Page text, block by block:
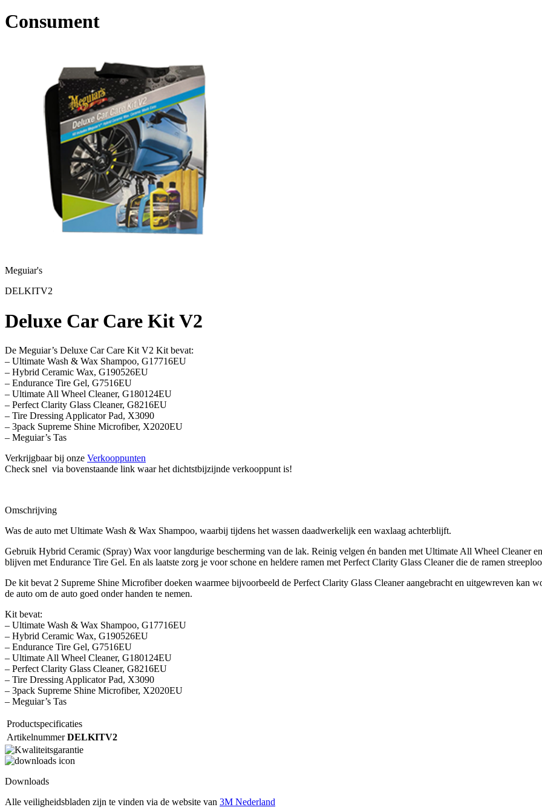
Consument
Meguiar's
DELKITV2
Deluxe Car Care Kit V2
De Meguiar’s Deluxe Car Care Kit V2 Kit bevat:
– Ultimate Wash & Wax Shampoo, G17716EU
– Hybrid Ceramic Wax, G190526EU
– Endurance Tire Gel, G7516EU
– Ultimate All Wheel Cleaner, G180124EU
– Perfect Clarity Glass Cleaner, G8216EU
– Tire Dressing Applicator Pad, X3090
– 3pack Supreme Shine Microfiber, X2020EU
– Meguiar’s Tas
Verkrijgbaar bij onze Verkooppunten
Check snel via bovenstaande link waar het dichtstbijzijnde verkooppunt is!
Omschrijving
Was de auto met Ultimate Wash & Wax Shampoo, waarbij tijdens het wassen daadwerkelijk een waxlaag achterblijft.
Gebruik Hybrid Ceramic (Spray) Wax voor langdurige bescherming van de lak. Reinig velgen én banden met Ultimate All Wheel Cleaner
blijven met Endurance Tire Gel. En als laatste zorg je voor schone en heldere ramen met Perfect Clarity Glass Cleaner die de ramen
De kit bevat 2 Supreme Shine Microfiber doeken waarmee bijvoorbeeld de Perfect Clarity Glass Cleaner aangebracht en uitgewreven kan
de auto om de auto goed onder handen te nemen.
Kit bevat:
– Ultimate Wash & Wax Shampoo, G17716EU
– Hybrid Ceramic Wax, G190526EU
– Endurance Tire Gel, G7516EU
– Ultimate All Wheel Cleaner, G180124EU
– Perfect Clarity Glass Cleaner, G8216EU
– Tire Dressing Applicator Pad, X3090
– 3pack Supreme Shine Microfiber, X2020EU
– Meguiar’s Tas
Productspecificaties
Artikelnummer DELKITV2
Downloads
Alle veiligheidsbladen zijn te vinden via de website van 3M Nederland